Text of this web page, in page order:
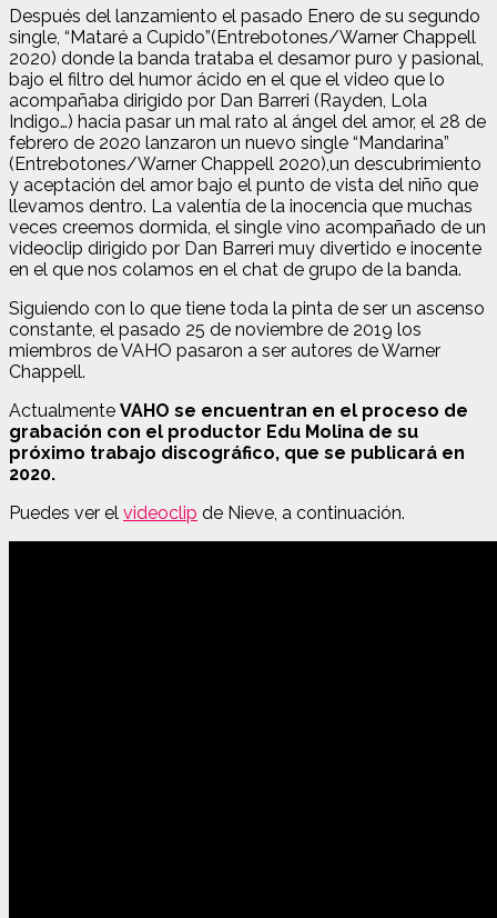
Después del lanzamiento el pasado Enero de su segundo
single, “Mataré a Cupido”(Entrebotones/Warner Chappell
2020) donde la banda trataba el desamor puro y pasional,
bajo el filtro del humor ácido en el que el video que lo
acompañaba dirigido por Dan Barreri (Rayden, Lola
Indigo…) hacia pasar un mal rato al ángel del amor, el 28 de
febrero de 2020 lanzaron un nuevo single “Mandarina”
(Entrebotones/Warner Chappell 2020),un descubrimiento
y aceptación del amor bajo el punto de vista del niño que
llevamos dentro. La valentía de la inocencia que muchas
veces creemos dormida, el single vino acompañado de un
videoclip dirigido por Dan Barreri muy divertido e inocente
en el que nos colamos en el chat de grupo de la banda.
Siguiendo con lo que tiene toda la pinta de ser un ascenso
constante, el pasado 25 de noviembre de 2019 los
miembros de VAHO pasaron a ser autores de Warner
Chappell.
Actualmente VAHO se encuentran en el proceso de
grabación con el productor Edu Molina de su
próximo trabajo discográfico, que se publicará en
2020.
Puedes ver el videoclip de Nieve, a continuación.